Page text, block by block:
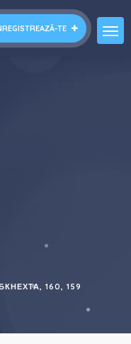
TE
160, 159